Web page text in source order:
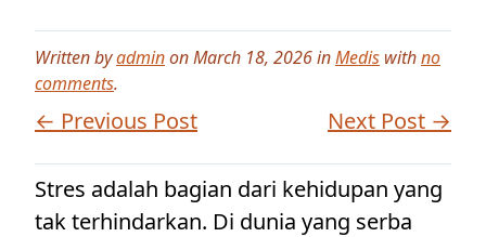
Written byadminon March 18, 2026 inMedis withno
comments.
← Previous Post Next Post →
Stres adalah bagian dari kehidupan yang
tak terhindarkan. Di dunia yang serba